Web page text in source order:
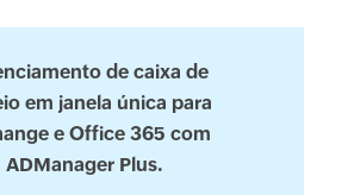
de caixa de
em janela única para
e Office 365 com
ADManager Plus.